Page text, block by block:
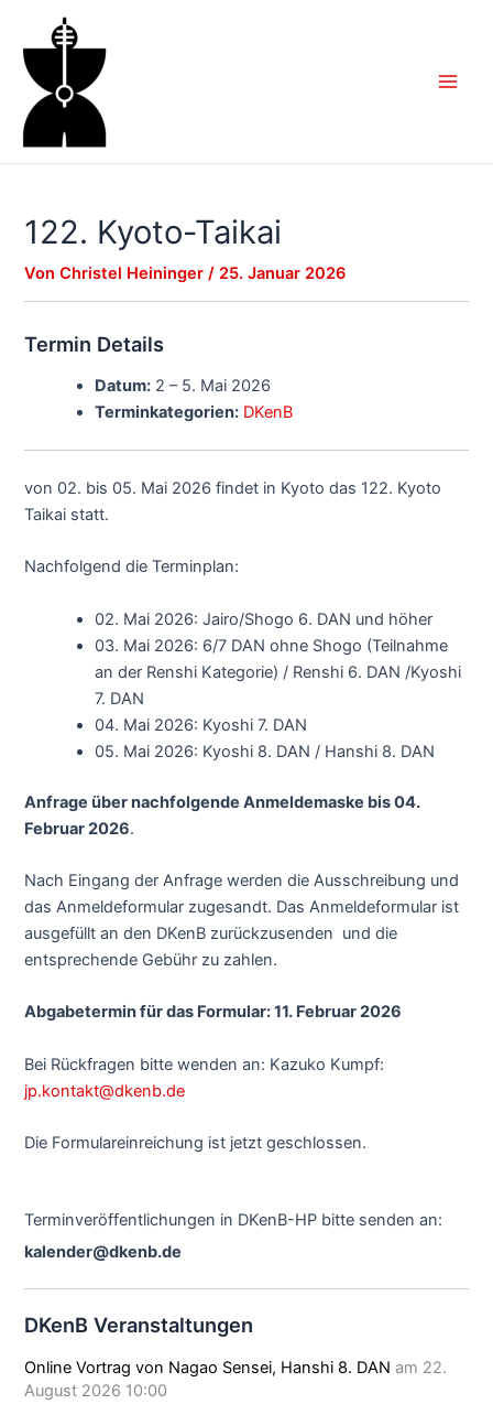
springen
122. Kyoto-Taikai
VonChristel Heininger/ 25. Januar 2026
Termin Details
Datum: 2 – 5. Mai 2026
Terminkategorien: DKenB
von 02. bis 05. Mai 2026 findet in Kyoto das 122. Kyoto
Taikai statt.
Nachfolgend die Terminplan:
02. Mai 2026: Jairo/Shogo 6. DAN und höher
03. Mai 2026: 6/7 DAN ohne Shogo (Teilnahme
an der Renshi Kategorie) / Renshi 6. DAN /Kyoshi
7. DAN
04. Mai 2026: Kyoshi 7. DAN
05. Mai 2026: Kyoshi 8. DAN / Hanshi 8. DAN
Anfrage über nachfolgende Anmeldemaske bis 04.
Februar 2026.
Nach Eingang der Anfrage werden die Ausschreibung und
das Anmeldeformular zugesandt. Das Anmeldeformular ist
ausgefüllt an den DKenB zurückzusenden und die
entsprechende Gebühr zu zahlen.
Abgabetermin für das Formular: 11. Februar 2026
Bei Rückfragen bitte wenden an: Kazuko Kumpf:
jp.kontakt@dkenb.de
Die Formulareinreichung ist jetzt geschlossen.
Terminveröffentlichungen in DKenB-HP bitte senden an:
kalender@dkenb.de
DKenB Veranstaltungen
Online Vortrag von Nagao Sensei, Hanshi 8. DAN am 22.
August 2026 10:00